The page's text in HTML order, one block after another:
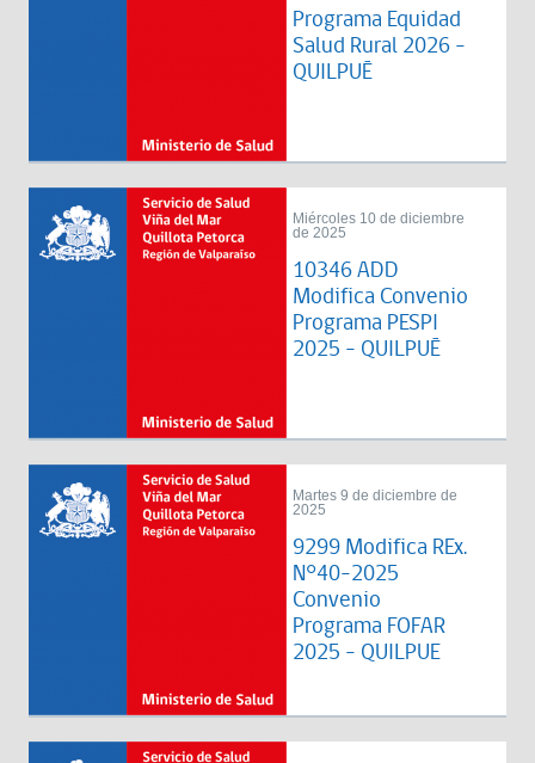
Programa Equidad
Salud Rural 2026 -
QUILPUÉ
Miércoles 10 de diciembre
de 2025
10346 ADD
Modifica Convenio
Programa PESPI
2025 - QUILPUÉ
Martes 9 de diciembre de
2025
9299 Modifica REx.
N°40-2025
Convenio
Programa FOFAR
2025 - QUILPUE